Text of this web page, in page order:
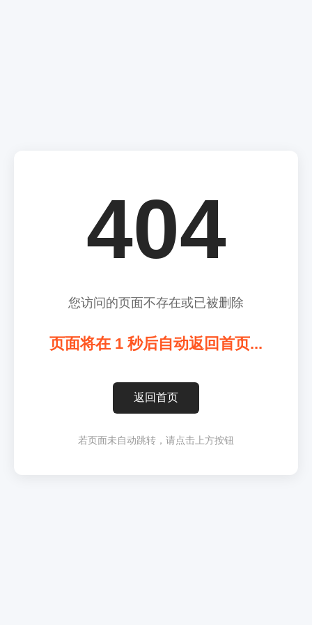
404
您访问的页面不存在或已被删除
页面将在 1 秒后自动返回首页...
返回首页
若页面未自动跳转，请点击上方按钮